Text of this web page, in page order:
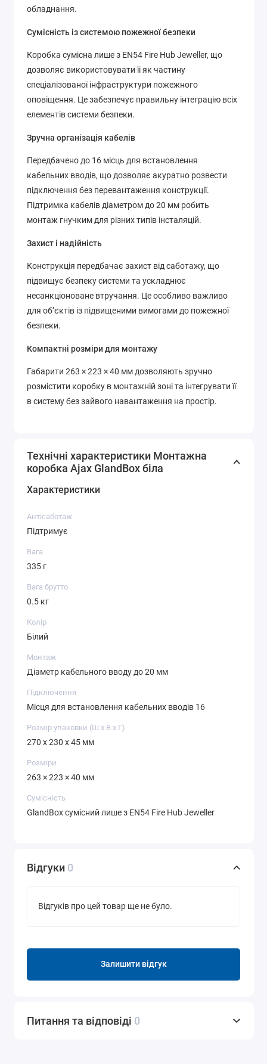
обладнання.
Сумісність із системою пожежної безпеки
Коробка сумісна лише з EN54 Fire Hub Jeweller, що
дозволяє використовувати її як частину
спеціалізованої інфраструктури пожежного
оповіщення. Це забезпечує правильну інтеграцію всіх
елементів системи безпеки.
Зручна організація кабелів
Передбачено до 16 місць для встановлення
кабельних вводів, що дозволяє акуратно розвести
підключення без перевантаження конструкції.
Підтримка кабелів діаметром до 20 мм робить
монтаж гнучким для різних типів інсталяцій.
Захист і надійність
Конструкція передбачає захист від саботажу, що
підвищує безпеку системи та ускладнює
несанкціоноване втручання. Це особливо важливо
для об’єктів із підвищеними вимогами до пожежної
безпеки.
Компактні розміри для монтажу
Габарити 263 × 223 × 40 мм дозволяють зручно
розмістити коробку в монтажній зоні та інтегрувати її
в систему без зайвого навантаження на простір.
Технічні характеристики Монтажна
коробка Ajax GlandBox біла
Характеристики
Антісаботаж
Підтримує
Вага
335 г
Вага брутто
0.5 кг
Колір
Білий
Монтаж
Діаметр кабельного вводу до 20 мм
Підключення
Місця для встановлення кабельних вводів 16
Розмір упаковки (Ш х В х Г)
270 x 230 x 45 мм
Розміри
263 × 223 × 40 мм
Сумісність
GlandBox сумісний лише з EN54 Fire Hub Jeweller
Відгуки 0
Відгуків про цей товар ще не було.
Залишити відгук
Питання та відповіді 0